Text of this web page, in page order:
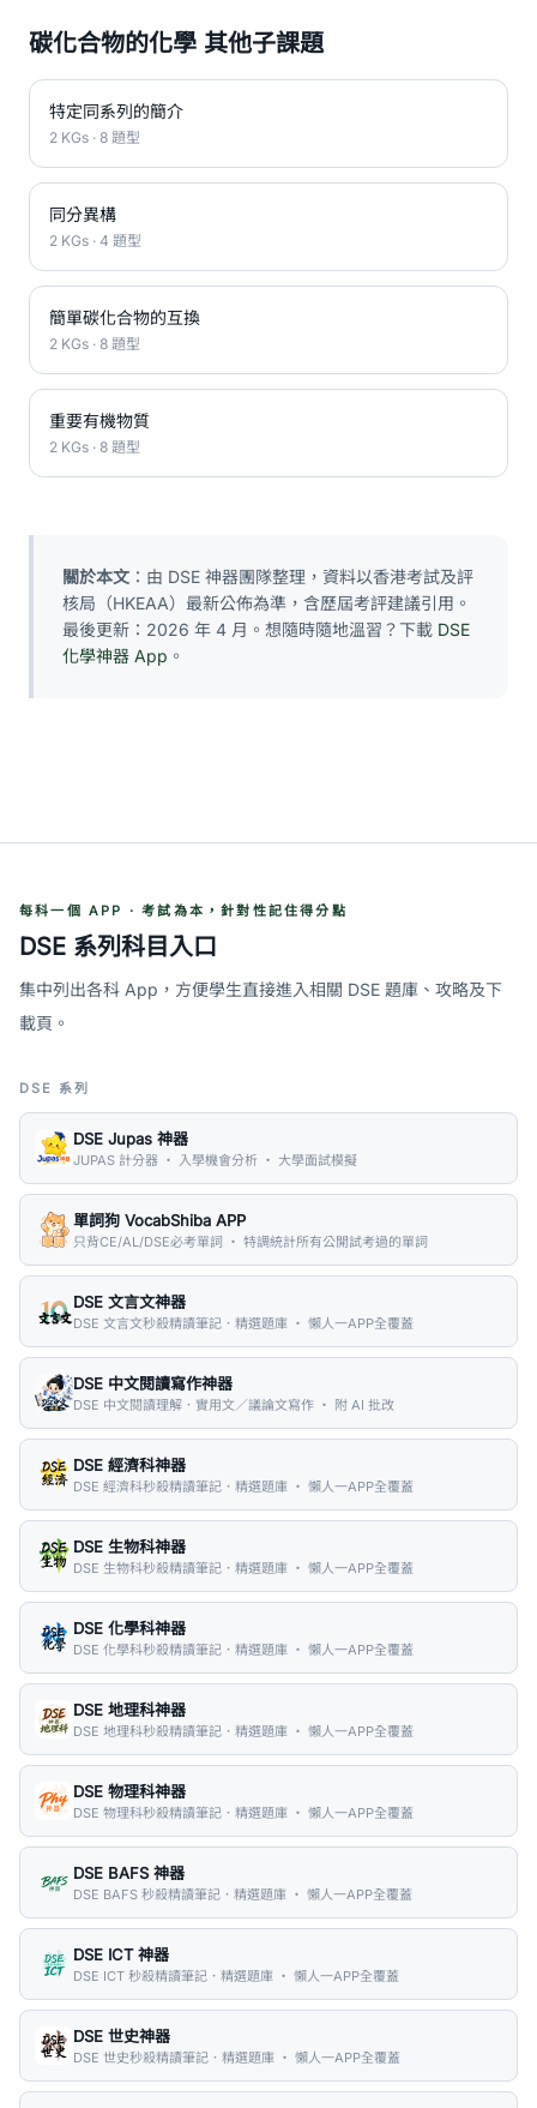
碳化合物的化學 其他子課題
特定同系列的簡介
2 KGs · 8 題型
同分異構
2 KGs · 4 題型
簡單碳化合物的互換
2 KGs · 8 題型
重要有機物質
2 KGs · 8 題型
關於本文 ：由 DSE 神器團隊整理，資料以香港考試及評
核局（HKEAA）最新公佈為準，含歷屆考評建議引用。
最後更新：2026 年 4 月。想隨時隨地溫習？下載 DSE
化學神器 App 。
每科一個 APP · 考試為本，針對性記住得分點
DSE 系列科目入口
集中列出各科 App，方便學生直接進入相關 DSE 題庫、攻略及下
載頁。
DSE 系列
DSE Jupas 神器
JUPAS 計分器 ・ 入學機會分析 ・ 大學面試模擬
單詞狗 VocabShiba APP
只背CE/AL/DSE必考單詞 ・ 特調統計所有公開試考過的單詞
DSE 文言文神器
DSE 文言文秒殺精讀筆記．精選題庫 ・ 懶人一APP全覆蓋
DSE 中文閱讀寫作神器
DSE 中文閱讀理解．實用文／議論文寫作 ・ 附 AI 批改
DSE 經濟科神器
DSE 經濟科秒殺精讀筆記．精選題庫 ・ 懶人一APP全覆蓋
DSE 生物科神器
DSE 生物科秒殺精讀筆記．精選題庫 ・ 懶人一APP全覆蓋
DSE 化學科神器
DSE 化學科秒殺精讀筆記．精選題庫 ・ 懶人一APP全覆蓋
DSE 地理科神器
DSE 地理科秒殺精讀筆記．精選題庫 ・ 懶人一APP全覆蓋
DSE 物理科神器
DSE 物理科秒殺精讀筆記．精選題庫 ・ 懶人一APP全覆蓋
DSE BAFS 神器
DSE BAFS 秒殺精讀筆記．精選題庫 ・ 懶人一APP全覆蓋
DSE ICT 神器
DSE ICT 秒殺精讀筆記．精選題庫 ・ 懶人一APP全覆蓋
DSE 世史神器
DSE 世史秒殺精讀筆記．精選題庫 ・ 懶人一APP全覆蓋